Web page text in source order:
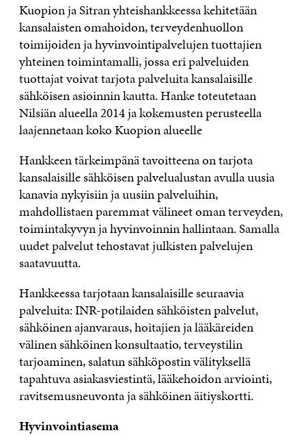
Kuopion ja Sitran yhteishankkeessa kehitetään
kansalaisten omahoidon, terveydenhuollon
toimijoiden ja hyvinvointipalvelujen tuottajien
yhteinen toimintamalli, jossa eri palveluiden
tuottajat voivat tarjota palveluita kansalaisille
sähköisen asioinnin kautta. Hanke toteutetaan
Nilsiän alueella 2014 ja kokemusten perusteella
laajennetaan koko Kuopion alueelle
Hankkeen tärkeimpänä tavoitteena on tarjota
kansalaisille sähköisen palvelualustan avulla uusia
kanavia nykyisiin ja uusiin palveluihin,
mahdollistaen paremmat välineet oman terveyden,
toimintakyvyn ja hyvinvoinnin hallintaan. Samalla
uudet palvelut tehostavat julkisten palvelujen
saatavuutta.
Hankkeessa tarjotaan kansalaisille seuraavia
palveluita: INR-potilaiden sähköisten palvelut,
sähköinen ajanvaraus, hoitajien ja lääkäreiden
välinen sähköinen konsultaatio, terveystilin
tarjoaminen, salatun sähköpostin välityksellä
tapahtuva asiakasviestintä, lääkehoidon arviointi,
ravitsemusneuvonta ja sähköinen äitiyskortti.
Hyvinvointiasema